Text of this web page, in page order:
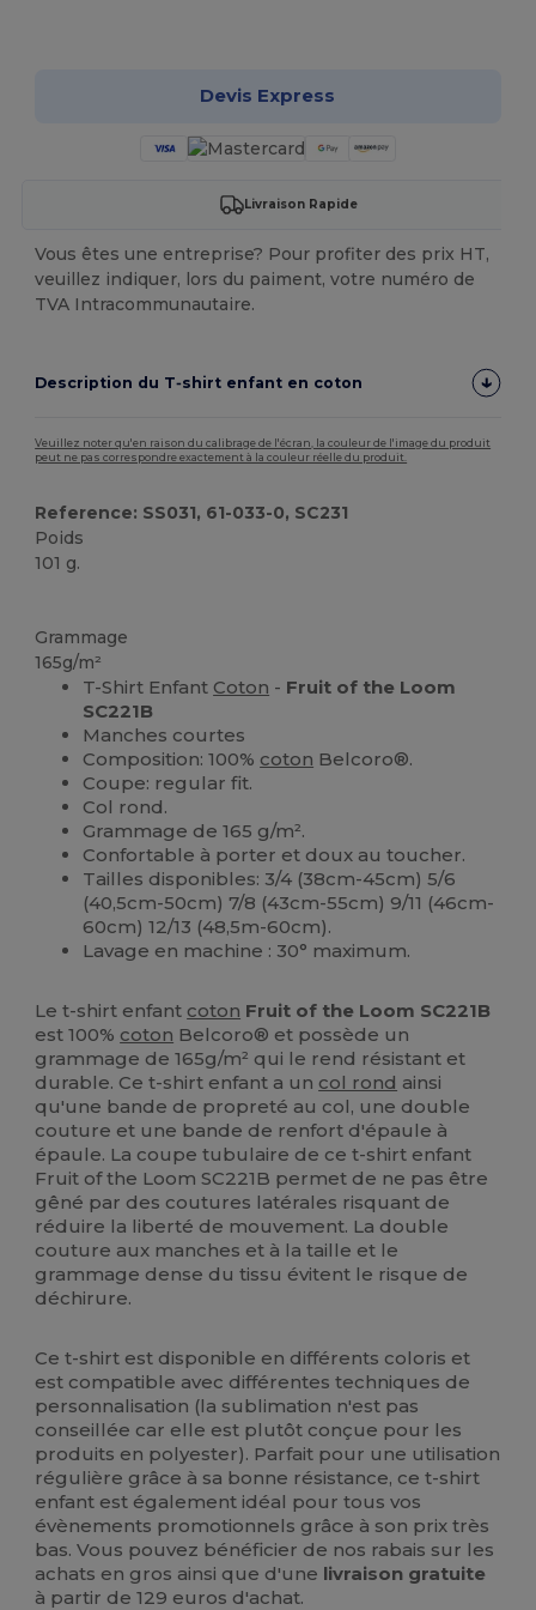
Devis Express
Livraison Rapide
Vous êtes une entreprise? Pour profiter des prix HT,
veuillez indiquer, lors du paiment, votre numéro de
TVA Intracommunautaire.
Description du T‑shirt enfant en coton
Veuillez noter qu'en raison du calibrage de l'écran, la couleur de l'image du produit
peut ne pas correspondre exactement à la couleur réelle du produit.
Reference: SS031, 61-033-0, SC231
Poids
101 g.
Grammage
165g/m²
T-Shirt Enfant Coton - Fruit of the Loom
SC221B
Manches courtes
Composition: 100% coton Belcoro®.
Coupe: regular fit.
Col rond.
Grammage de 165 g/m².
Confortable à porter et doux au toucher.
Tailles disponibles: 3/4 (38cm-45cm) 5/6
(40,5cm-50cm) 7/8 (43cm-55cm) 9/11 (46cm-
60cm) 12/13 (48,5m-60cm).
Lavage en machine : 30° maximum.
Le t-shirt enfant coton Fruit of the Loom SC221B
est 100% coton Belcoro® et possède un
grammage de 165g/m² qui le rend résistant et
durable. Ce t-shirt enfant a un col rond ainsi
qu'une bande de propreté au col, une double
couture et une bande de renfort d'épaule à
épaule. La coupe tubulaire de ce t-shirt enfant
Fruit of the Loom SC221B permet de ne pas être
gêné par des coutures latérales risquant de
réduire la liberté de mouvement. La double
couture aux manches et à la taille et le
grammage dense du tissu évitent le risque de
déchirure.
Ce t-shirt est disponible en différents coloris et
est compatible avec différentes techniques de
personnalisation (la sublimation n'est pas
conseillée car elle est plutôt conçue pour les
produits en polyester). Parfait pour une utilisation
régulière grâce à sa bonne résistance, ce t-shirt
enfant est également idéal pour tous vos
évènements promotionnels grâce à son prix très
bas. Vous pouvez bénéficier de nos rabais sur les
achats en gros ainsi que d'une livraison gratuite
à partir de 129 euros d'achat.